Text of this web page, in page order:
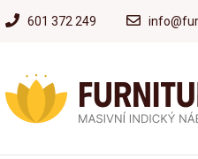
601 372 249